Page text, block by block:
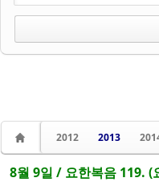
2012 2013
8월 9일 / 요한복음 119. (